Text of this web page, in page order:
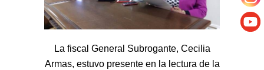
La fiscal General Subrogante, Cecilia
Armas, estuvo presente en la lectura de la